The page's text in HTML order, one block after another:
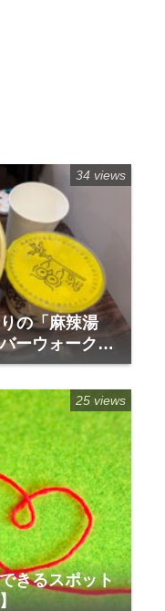
の「麻辣湯
ーウォーク1
34 views
きるスポット
25 views